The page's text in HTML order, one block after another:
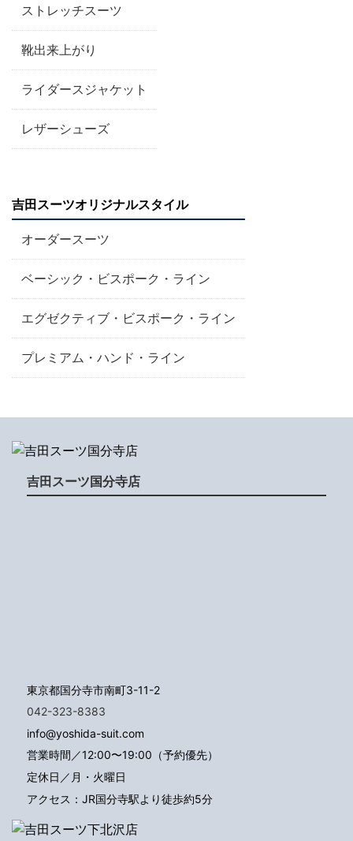
ストレッチスーツ
靴出来上がり
ライダースジャケット
レザーシューズ
吉田スーツオリジナルスタイル
オーダースーツ
ベーシック・ビスポーク・ライン
エグゼクティブ・ビスポーク・ライン
プレミアム・ハンド・ライン
吉田スーツ国分寺店
東京都国分寺市南町3-11-2
042-323-8383
info@yoshida-suit.com
営業時間／12:00〜19:00（予約優先）
定休日／月・火曜日
アクセス：JR国分寺駅より徒歩約5分